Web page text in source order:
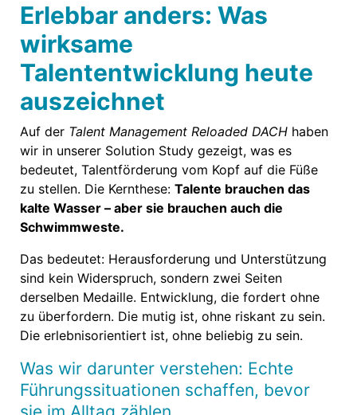
Erlebbar anders: Was
wirksame
Talententwicklung heute
auszeichnet
Auf der Talent Management Reloaded DACH haben
wir in unserer Solution Study gezeigt, was es
bedeutet, Talentförderung vom Kopf auf die Füße
zu stellen. Die Kernthese: Talente brauchen das
kalte Wasser – aber sie brauchen auch die
Schwimmweste.
Das bedeutet: Herausforderung und Unterstützung
sind kein Widerspruch, sondern zwei Seiten
derselben Medaille. Entwicklung, die fordert ohne
zu überfordern. Die mutig ist, ohne riskant zu sein.
Die erlebnisorientiert ist, ohne beliebig zu sein.
Was wir darunter verstehen: Echte
Führungssituationen schaffen, bevor